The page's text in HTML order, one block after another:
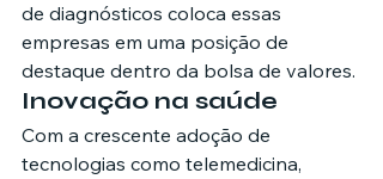
de diagnósticos coloca essas
empresas em uma posição de
destaque dentro da bolsa de valores.
Inovação na saúde
Com a crescente adoção de
tecnologias como telemedicina,